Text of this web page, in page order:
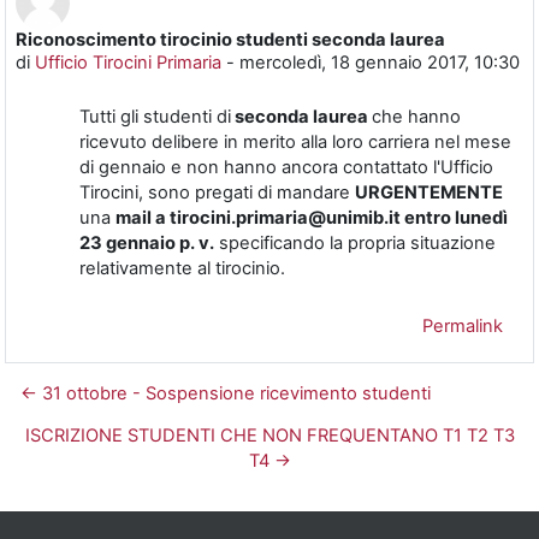
Riconoscimento tirocinio studenti seconda laurea
di Ufficio Tirocini Primaria - mercoledì, 18 gennaio 2017, 10:30
Numero di risposte: 0
Tutti gli studenti diseconda laurea che hanno
ricevuto delibere in merito alla loro carriera nel mese
di gennaio e non hanno ancora contattato l'Ufficio
Tirocini, sono pregati di mandare URGENTEMENTE
una mail a tirocini.primaria@unimib.itentro lunedì
23 gennaio p. v. specificando la propria situazione
relativamente al tirocinio.
Permalink
← 31 ottobre - Sospensione ricevimento studenti
ISCRIZIONE STUDENTI CHE NON FREQUENTANO T1 T2 T3
T4 →